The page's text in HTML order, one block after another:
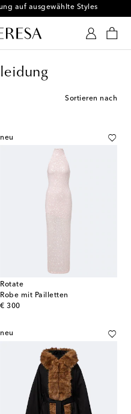
auf ausgewählte Styles
Sortieren nach
neu
Rotate
Robe mit Pailletten
€ 300
original price
neu